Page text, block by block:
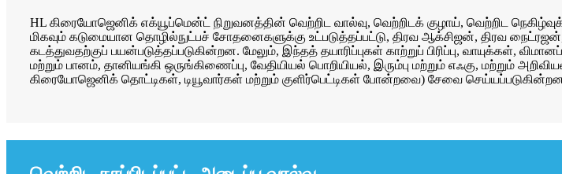
HL கிரையோஜெனிக் எக்யூப்மென்ட் நிறுவனத்தின் வெற்றிட வால்வு, வெற்றிடக் குழாய், வெற்றிட
மிகவும் கடுமையான தொழில்நுட்பச் சோதனைகளுக்கு உட்படுத்தப்பட்டு, திரவ ஆக்சிஜன், திரவ
கடத்துவதற்குப் பயன்படுத்தப்படுகின்றன. மேலும், இந்தத் தயாரிப்புகள் காற்றுப் பிரிப்பு, வாயுக்கள்,
மற்றும் பானம், தானியங்கி ஒருங்கிணைப்பு, வேதியியல் பொறியியல், இரும்பு மற்றும் எஃகு, மற்றும்
கிரையோஜெனிக் தொட்டிகள், டியூவார்கள் மற்றும் குளிர்பெட்டிகள் போன்றவை) சேவை